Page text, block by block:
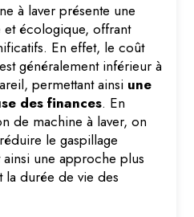
à laver présente une
et écologique, offrant
En effet, le coût
généralement inférieur à
permettant ainsi une
des finances. En
de machine à laver, on
le gaspillage
une approche plus
durée de vie des